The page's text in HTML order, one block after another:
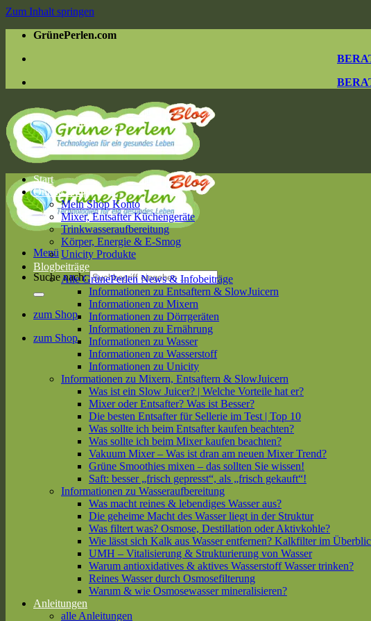
Zum Inhalt springen
GrünePerlen.com
Menü
Suche nach:
zum Shop
zum Shop
Start
Online Shop
Mein Shop Konto
Mixer, Entsafter Küchengeräte
Trinkwasseraufbereitung
Körper, Energie & E-Smog
Unicity Produkte
Blogbeiträge
Alle GrünePerlen News & Infobeiträge
Informationen zu Entsaftern & SlowJuicern
Informationen zu Mixern
Informationen zu Dörrgeräten
Informationen zu Ernährung
Informationen zu Wasser
Informationen zu Wasserstoff
Informationen zu Unicity
Informationen zu Mixern, Entsaftern & SlowJuicern
Was ist ein Slow Juicer? | Welche Vorteile hat er?
Mixer oder Entsafter? Was ist Besser?
Die besten Entsafter für Sellerie im Test | Top 10
Was sollte ich beim Entsafter kaufen beachten?
Was sollte ich beim Mixer kaufen beachten?
Vakuum Mixer – Was ist dran am neuen Mixer Trend?
Grüne Smoothies mixen – das sollten Sie wissen!
Saft: besser „frisch gepresst“, als „frisch gekauft“!
Informationen zu Wasseraufbereitung
Was macht reines & lebendiges Wasser aus?
Die geheime Macht des Wasser liegt in der Struktur
Was filtert was? Osmose, Destillation oder Aktivkohle?
Wie lässt sich Kalk aus Wasser entfernen? Kalkfilter im
UMH – Vitalisierung & Strukturierung von Wasser
Warum antioxidatives & aktives Wasserstoff Wasser trinken?
Reines Wasser durch Osmosefilterung
Warum & wie Osmosewasser mineralisieren?
Anleitungen
alle Anleitungen